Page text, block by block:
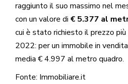
raggiunto il suo massimo nel
con un valore di€ 5.377 al
cui è stato richiesto il prezzo
2022: per un immobile in
media € 4.997 al metro quadro.
Fonte: Immobiliare.it